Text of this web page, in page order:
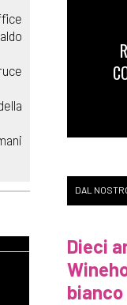
DAL
Dieci
bianco